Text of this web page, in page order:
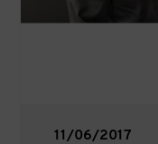
11/06/2017